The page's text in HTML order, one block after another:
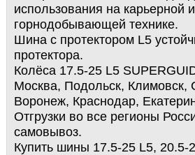
использования на карьерной и
горнодобывающей технике.
Шина с протектором L5
протектора.
Колёса 17.5-25 L5
Москва, Подольск, Климовск,
Воронеж, Краснодар,
Отгрузки во все регионы
самовывоз.
Купить шины 17.5-25 L5, 20.5-